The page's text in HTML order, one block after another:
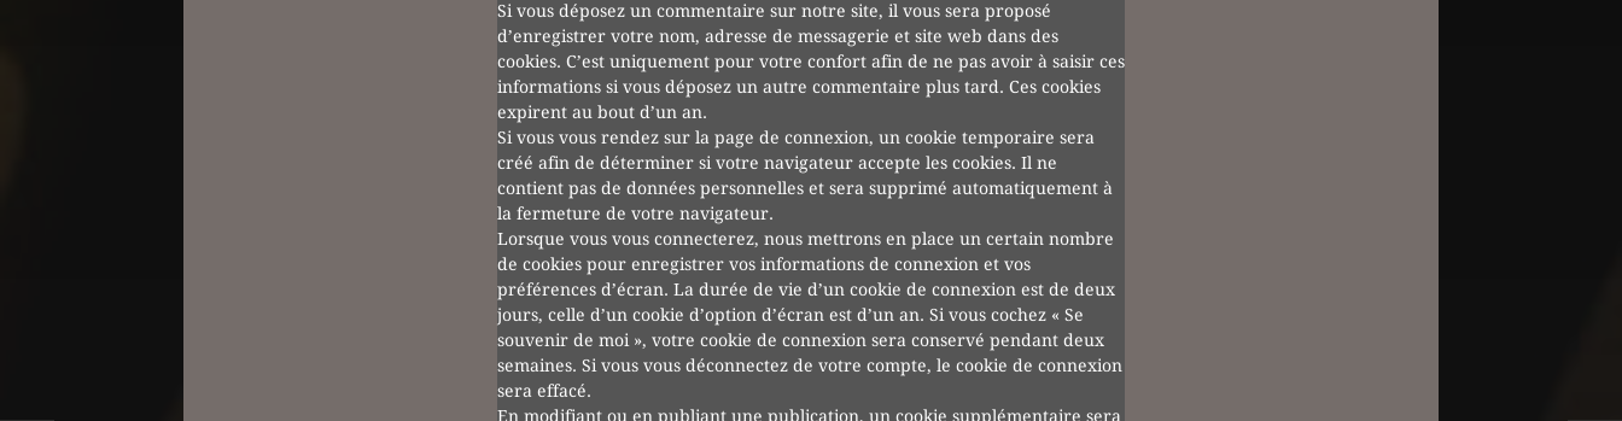
Si vous déposez un commentaire sur notre site, il vous sera proposé
d’enregistrer votre nom, adresse de messagerie et site web dans des
cookies. C’est uniquement pour votre confort afin de ne pas avoir à saisir ces
informations si vous déposez un autre commentaire plus tard. Ces cookies
expirent au bout d’un an.
Si vous vous rendez sur la page de connexion, un cookie temporaire sera
créé afin de déterminer si votre navigateur accepte les cookies. Il ne
contient pas de données personnelles et sera supprimé automatiquement à
la fermeture de votre navigateur.
Lorsque vous vous connecterez, nous mettrons en place un certain nombre
de cookies pour enregistrer vos informations de connexion et vos
préférences d’écran. La durée de vie d’un cookie de connexion est de deux
jours, celle d’un cookie d’option d’écran est d’un an. Si vous cochez « Se
souvenir de moi », votre cookie de connexion sera conservé pendant deux
semaines. Si vous vous déconnectez de votre compte, le cookie de connexion
sera effacé.
En modifiant ou en publiant une publication, un cookie supplémentaire sera